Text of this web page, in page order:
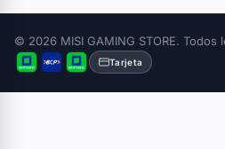
© 2026 MISI GAMING STORE.
Tarjeta